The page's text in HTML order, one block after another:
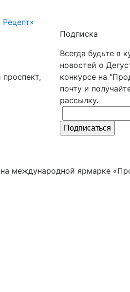
Подписка
Всегда будьте в
новостей о
конкурсе на
почту и
рассылку.
Подписаться
международной ярмарке